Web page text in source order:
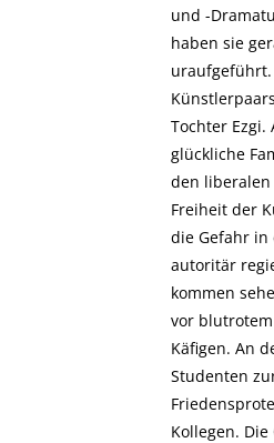
und -
haben sie
Tochter
glückliche
den
Freiheit der
die Gefahr in
autoritär
kommen
vor
Käfigen. An
Studenten
Kollegen.